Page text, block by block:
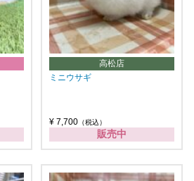
高松店
ミニウサギ
¥ 7,700 （税込）
販売中